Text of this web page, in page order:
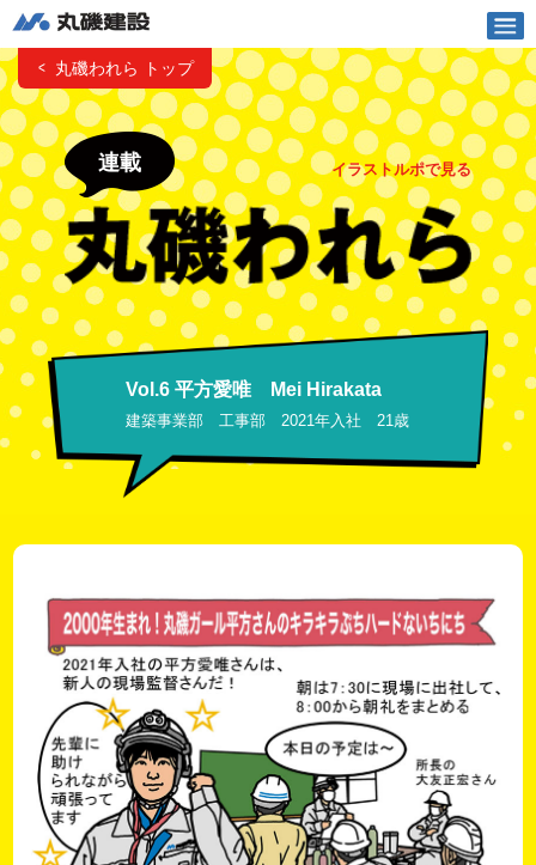
English Vietnamese
土木
建築
企業情報
採用情報
お知らせ
丸磯われら
丸磯われら トップ
連載 イラストルポで見る
Vol.6 平方愛唯 Mei Hirakata
建築事業部 工事部 2021年入社 21歳